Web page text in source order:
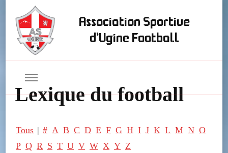
Association Sportive
d'Ugine Football
Lexique du football
Tous | # A B C D E F G H I J K L M N O
P Q R S T U V W X Y Z